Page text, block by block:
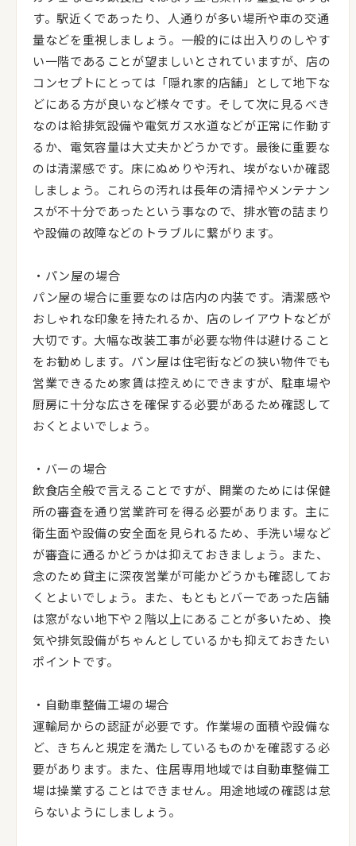
す。駅近くであったり、人通りが多い場所や車の交通
量などを重視しましょう。一般的には出入りのしやす
い一階であることが望ましいとされていますが、店の
コンセプトにとっては「隠れ家的店舗」として地下な
どにある方が良いなど様々です。そして次に見るべき
なのは給排気設備や電気ガス水道などが正常に作動す
るか、電気容量は大丈夫かどうかです。最後に重要な
のは清潔感です。床にぬめりや汚れ、埃がないか確認
しましょう。これらの汚れは長年の清掃やメンテナン
スが不十分であったという事なので、排水管の詰まり
や設備の故障などのトラブルに繋がります。
・パン屋の場合
パン屋の場合に重要なのは店内の内装です。清潔感や
おしゃれな印象を持たれるか、店のレイアウトなどが
大切です。大幅な改装工事が必要な物件は避けること
をお勧めします。パン屋は住宅街などの狭い物件でも
営業できるため家賃は控えめにできますが、駐車場や
厨房に十分な広さを確保する必要があるため確認して
おくとよいでしょう。
・バーの場合
飲食店全般で言えることですが、開業のためには保健
所の審査を通り営業許可を得る必要があります。主に
衛生面や設備の安全面を見られるため、手洗い場など
が審査に通るかどうかは抑えておきましょう。また、
念のため貸主に深夜営業が可能かどうかも確認してお
くとよいでしょう。また、もともとバーであった店舗
は窓がない地下や２階以上にあることが多いため、換
気や排気設備がちゃんとしているかも抑えておきたい
ポイントです。
・自動車整備工場の場合
運輸局からの認証が必要です。作業場の面積や設備な
ど、きちんと規定を満たしているものかを確認する必
要があります。また、住居専用地域では自動車整備工
場は操業することはできません。用途地域の確認は怠
らないようにしましょう。